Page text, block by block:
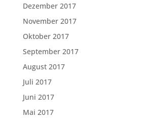
Dezember 2017
November 2017
Oktober 2017
September 2017
August 2017
Juli 2017
Juni 2017
Mai 2017